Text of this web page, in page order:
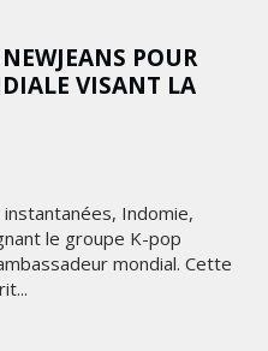
POUR
VISANT LA
Indomie,
le groupe K-pop
mondial. Cette